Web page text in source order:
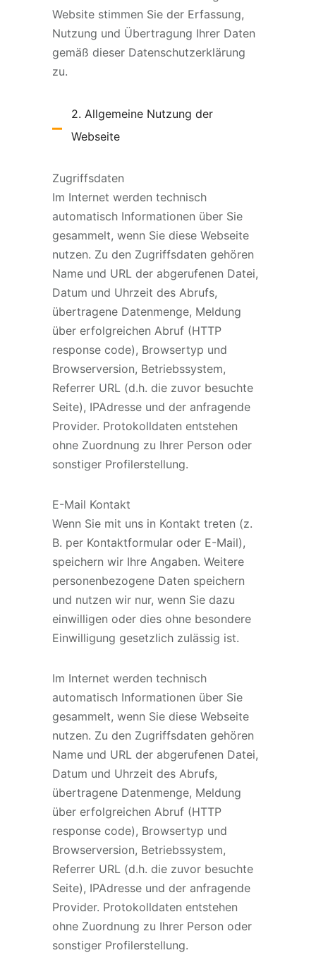
Website stimmen Sie der Erfassung,
Nutzung und Übertragung Ihrer Daten
gemäß dieser Datenschutzerklärung
zu.
2. Allgemeine Nutzung der
Webseite
Zugriffsdaten
Im Internet werden technisch
automatisch Informationen über Sie
gesammelt, wenn Sie diese Webseite
nutzen. Zu den Zugriffsdaten gehören
Name und URL der abgerufenen Datei,
Datum und Uhrzeit des Abrufs,
übertragene Datenmenge, Meldung
über erfolgreichen Abruf (HTTP
response code), Browsertyp und
Browserversion, Betriebssystem,
Referrer URL (d.h. die zuvor besuchte
Seite), IPAdresse und der anfragende
Provider. Protokolldaten entstehen
ohne Zuordnung zu Ihrer Person oder
sonstiger Profilerstellung.
E-Mail Kontakt
Wenn Sie mit uns in Kontakt treten (z.
B. per Kontaktformular oder E-Mail),
speichern wir Ihre Angaben. Weitere
personenbezogene Daten speichern
und nutzen wir nur, wenn Sie dazu
einwilligen oder dies ohne besondere
Einwilligung gesetzlich zulässig ist.
Im Internet werden technisch
automatisch Informationen über Sie
gesammelt, wenn Sie diese Webseite
nutzen. Zu den Zugriffsdaten gehören
Name und URL der abgerufenen Datei,
Datum und Uhrzeit des Abrufs,
übertragene Datenmenge, Meldung
über erfolgreichen Abruf (HTTP
response code), Browsertyp und
Browserversion, Betriebssystem,
Referrer URL (d.h. die zuvor besuchte
Seite), IPAdresse und der anfragende
Provider. Protokolldaten entstehen
ohne Zuordnung zu Ihrer Person oder
sonstiger Profilerstellung.